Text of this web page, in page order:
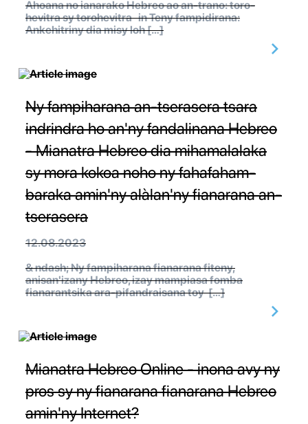
Ahoana no ianarako Hebreo ao an-trano: toro-
hevitra sy torohevitra in Teny fampidirana:
Ankehitriny dia misy loh […]
Ny fampiharana an-tserasera tsara
indrindra ho an'ny fandalinana Hebreo
- Mianatra Hebreo dia mihamalalaka
sy mora kokoa noho ny fahafaham-
baraka amin'ny alàlan'ny fianarana an-
tserasera
12.08.2023
& ndash; Ny fampiharana fianarana fiteny,
anisan'izany Hebreo, izay mampiasa fomba
fianarantsika ara-pifandraisana toy […]
Mianatra Hebreo Online - inona avy ny
pros sy ny fianarana fianarana Hebreo
amin'ny Internet?